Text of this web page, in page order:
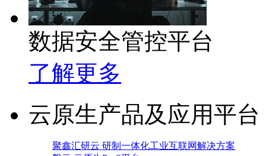
数据安全管控平台
了解更多
云原生产品及应用平台
聚鑫汇研云 研制一体化工业互联网解决方案